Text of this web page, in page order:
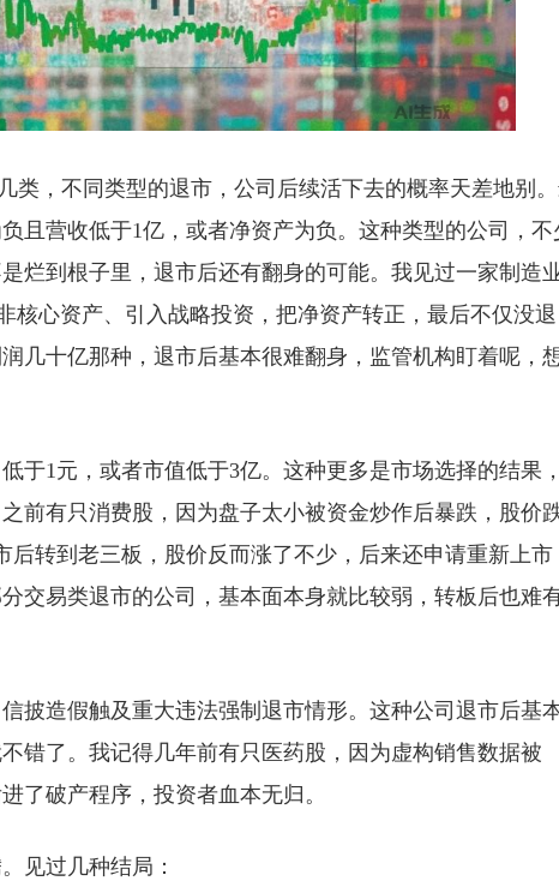
类，不同类型的退市，公司后续活下去的概率天差地别
且营收低于1亿，或者净资产为负。这种类型的公司，不
烂到根子里，退市后还有翻身的可能。我见过一家制造
核心资产、引入战略投资，把净资产转正，最后不仅没退
几十亿那种，退市后基本很难翻身，监管机构盯着呢，
于1元，或者市值低于3亿。这种更多是市场选择的结果，
前有只消费股，因为盘子太小被资金炒作后暴跌，股价
后转到老三板，股价反而涨了不少，后来还申请重新上市
交易类退市的公司，基本面本身就比较弱，转板后也难
披造假触及重大违法强制退市情形。这种公司退市后基
错了。我记得几年前有只医药股，因为虚构销售数据被
了破产程序，投资者血本无归。
见过几种结局：